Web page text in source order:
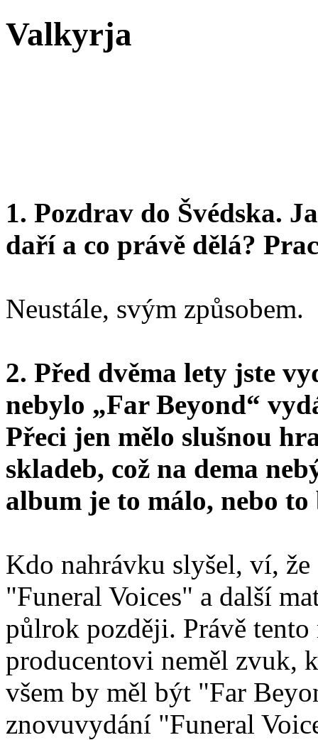
Valkyrja
1. Pozdrav do Švédska.
daří a co právě dělá?
Neustále, svým způsobem.
2. Před dvěma lety jste
nebylo „Far Beyond“
Přeci jen mělo slušnou
skladeb, což na dema
album je to málo, nebo
Kdo nahrávku slyšel, ví,
"Funeral Voices" a další
půlrok později. Právě
producentovi neměl zvuk,
všem by měl být "Far
znovuvydání "Funeral